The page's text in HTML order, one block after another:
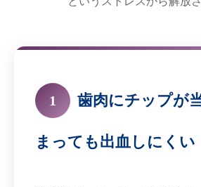
1 歯肉にチップが
まっても出血しにくい